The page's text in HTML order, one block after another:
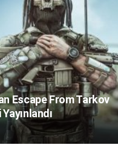
Escape From Tarkov